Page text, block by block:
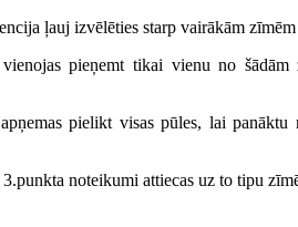
ļauj izvēlēties starp vairākām
vienojas pieņemt tikai vienu no
pielikt visas pūles, lai panāktu
noteikumi attiecas uz to tipu